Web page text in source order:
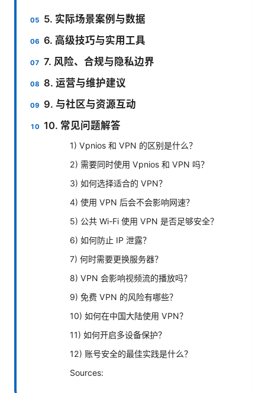
5. 实际场景案例与数据
6. 高级技巧与实用工具
7. 风险、合规与隐私边界
8. 运营与维护建议
9. 与社区与资源互动
10. 常见问题解答
1) Vpnios 和 VPN 的区别是什么？
2) 需要同时使用 Vpnios 和 VPN 吗？
3) 如何选择适合的 VPN？
4) 使用 VPN 后会不会影响网速？
5) 公共 Wi-Fi 使用 VPN 是否足够安全？
6) 如何防止 IP 泄露？
7) 何时需要更换服务器？
8) VPN 会影响视频流的播放吗？
9) 免费 VPN 的风险有哪些？
10) 如何在中国大陆使用 VPN？
11) 如何开启多设备保护？
12) 账号安全的最佳实践是什么？
Sources: